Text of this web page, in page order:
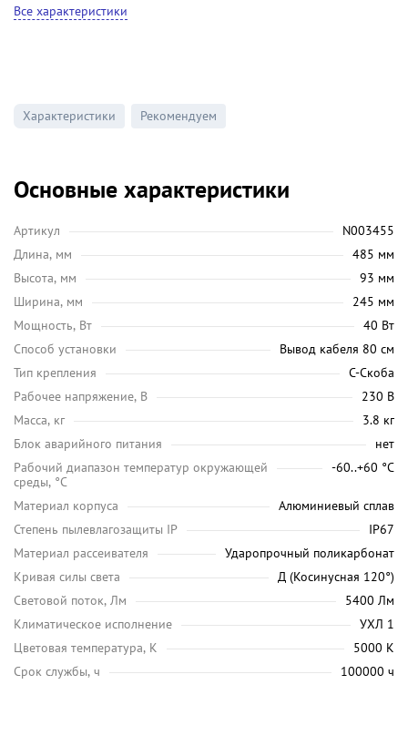
Все характеристики
Характеристики Рекомендуем
Основные характеристики
Артикул
N003455
Длина, мм
485 мм
Высота, мм
93 мм
Ширина, мм
245 мм
Мощность, Вт
40 Вт
Способ установки
Вывод кабеля 80 см
Тип крепления
С-Скоба
Рабочее напряжение, В
230 В
Масса, кг
3.8 кг
Блок аварийного питания
нет
Рабочий диапазон температур окружающей
среды, °C
-60..+60 °С
Материал корпуса
Алюминиевый сплав
Степень пылевлагозащиты IP
IP67
Материал рассеивателя
Ударопрочный поликарбонат
Кривая силы света
Д (Косинусная 120°)
Световой поток, Лм
5400 Лм
Климатическое исполнение
УХЛ 1
Цветовая температура, K
5000 K
Срок службы, ч
100000 ч